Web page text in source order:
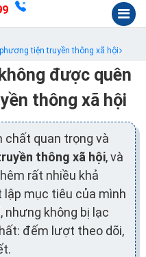
tiện truyền thông xã hội
được quên
thông xã hội
chất quan trọng và
thông xã hội, và
rất nhiều khả
mục tiêu của mình
nhưng không bị lạc
đếm lượt theo dõi,